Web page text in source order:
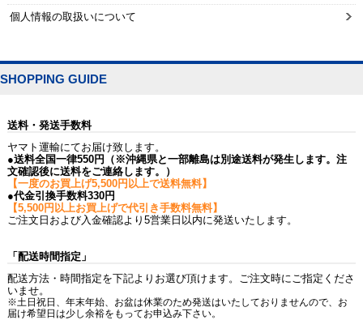
個人情報の取扱いについて
SHOPPING GUIDE
送料・発送手数料
ヤマト運輸にてお届け致します。
●送料全国一律550円（※沖縄県と一部離島は別途送料が発生します。注
文確認後に送料をご連絡します。）
【一度のお買上げ5,500円以上で送料無料】
●代金引換手数料330円
【5,500円以上お買上げで代引き手数料無料】
ご注文日および入金確認より5営業日以内に発送いたします。
「配送時間指定」
配送方法・時間指定を下記よりお選び頂けます。ご注文時にご指定くださ
いませ。
※土日祝日、年末年始、お盆は休業のため発送はいたしておりませんので、お
届け希望日は少し余裕をもってお申込み下さい。